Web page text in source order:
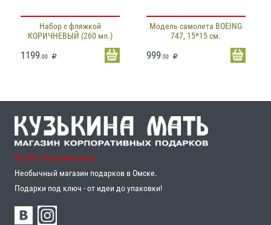
Набор с фляжкой
КОРИЧНЕВЫЙ (260 мл.)
1199 .00
Модель самолета BOEING
747, 15*15 см.
999.00
© 2015, Кузькина мать,
Необычный магазин подарков в Омске.
Подарки под ключ - от идеи до упаковки!